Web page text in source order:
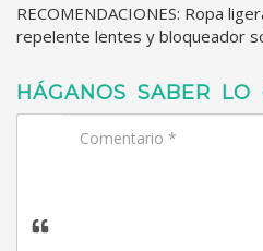
RECOMENDACIONES: Ropa
repelente lentes y bloqueador
HÁGANOS SABER LO